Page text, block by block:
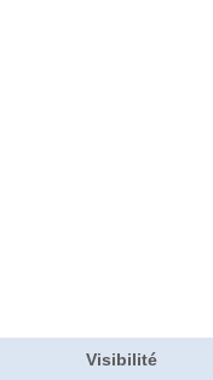
Visibilité